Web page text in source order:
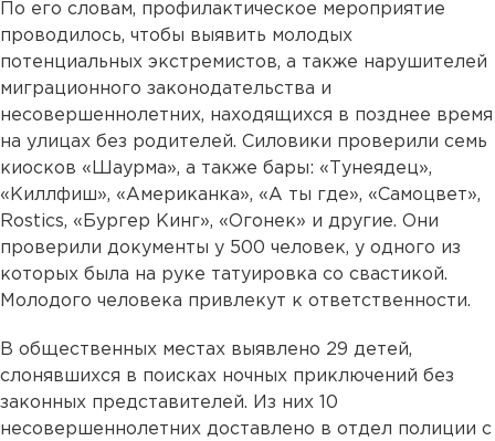
По его словам, профилактическое мероприятие
проводилось, чтобы выявить молодых
потенциальных экстремистов, а также нарушителей
миграционного законодательства и
несовершеннолетних, находящихся в позднее время
на улицах без родителей. Силовики проверили семь
киосков «Шаурма», а также бары: «Тунеядец»,
«Киллфиш», «Американка», «А ты где», «Самоцвет»,
Rostics, «Бургер Кинг», «Огонек» и другие. Они
проверили документы у 500 человек, у одного из
которых была на руке татуировка со свастикой.
Молодого человека привлекут к ответственности.
В общественных местах выявлено 29 детей,
слонявшихся в поисках ночных приключений без
законных представителей. Из них 10
несовершеннолетних доставлено в отдел полиции с